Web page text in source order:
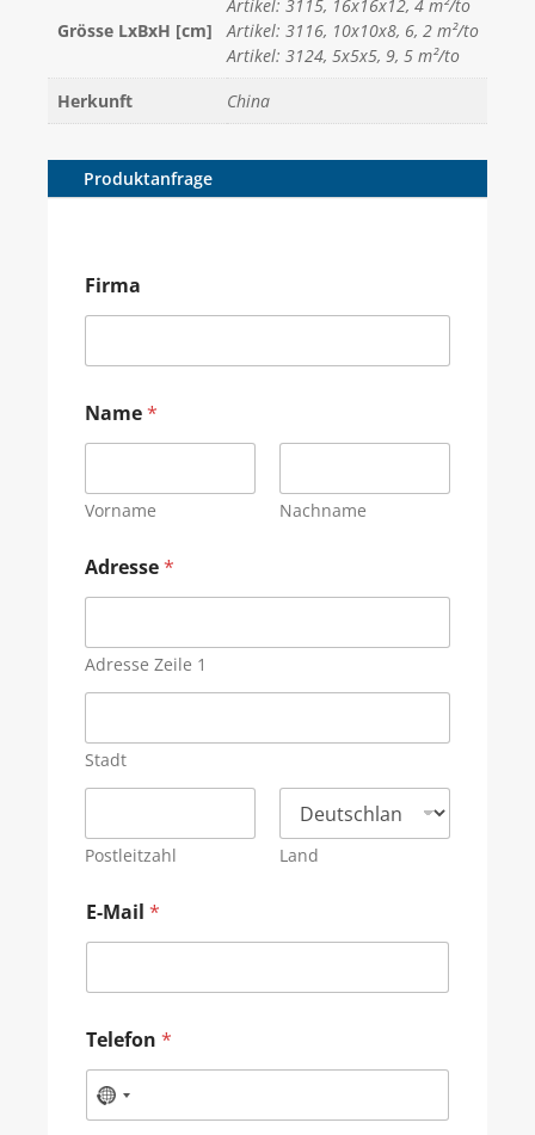
Grösse LxBxH [cm]
Artikel: 3115, 16x16x12, 4 m²/to
Artikel: 3116, 10x10x8, 6, 2 m²/to
Artikel: 3124, 5x5x5, 9, 5 m²/to
Herkunft
China
Produktanfrage
Firma
Name*
Vorname Nachname
Adresse*
Adresse Zeile 1
Stadt
Postleitzahl Land
E-Mail *
Telefon *